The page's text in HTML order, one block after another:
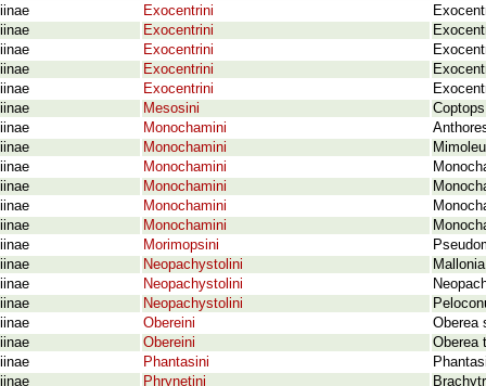
Exocentrini
Exocentrini
Exocentrini
Exocentrini
Exocentrini
Mesosini
Monochamini
Monochamini
Monochamini
Monochamini
Monochamini
Monochamini
Morimopsini
Neopachystolini
Neopachystolini
Neopachystolini
Obereini
Oberea
Obereini
Oberea
Phantasini
Phrynetini